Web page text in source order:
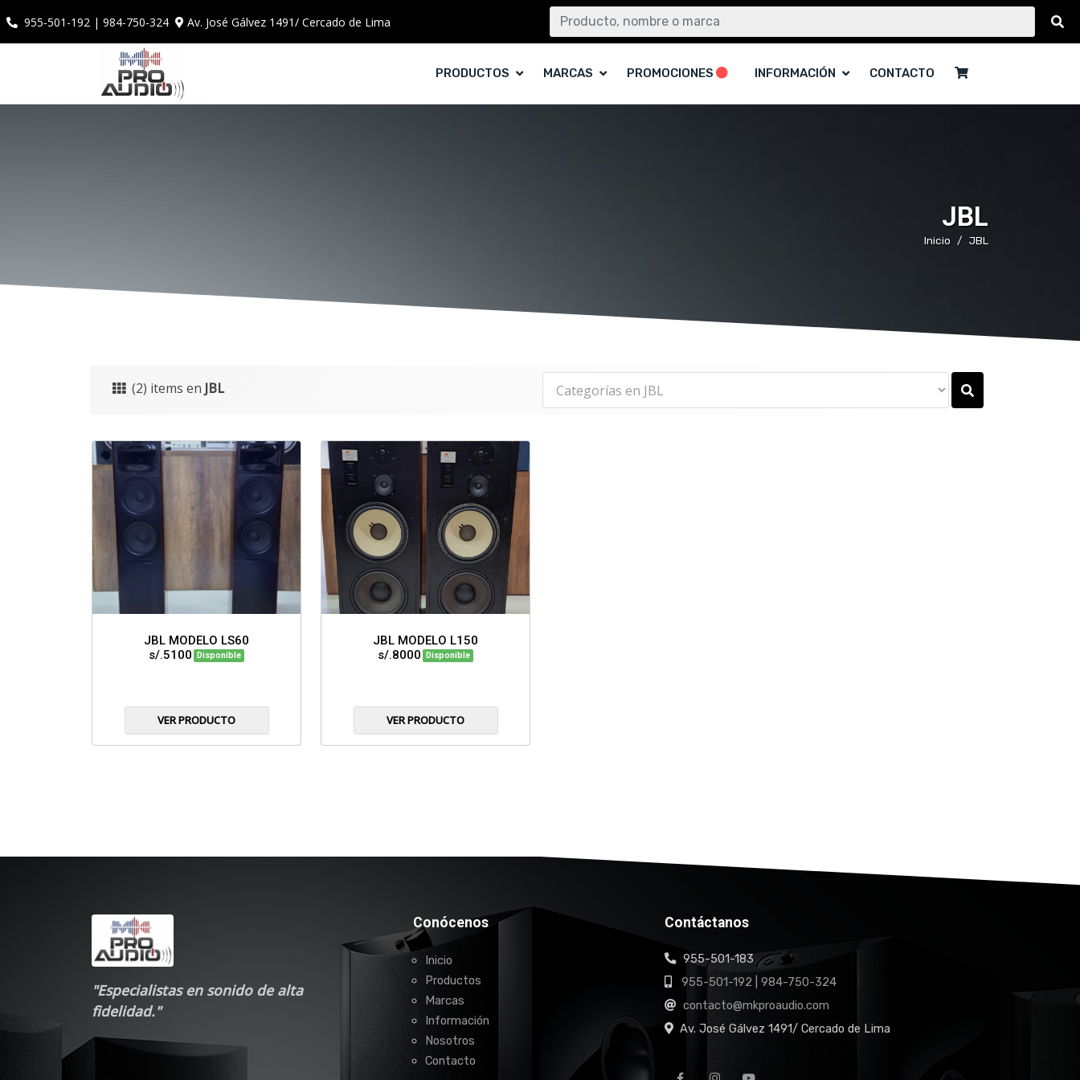
955-501-192 | 984-750-324 Av. José Gálvez 1491/ Cercado de Lima
PRODUCTOS MARCAS PROMOCIONES INFORMACIÓN CONTACTO
JBL
Inicio JBL
(2) items en JBL
JBL MODELO LS60
s/.5100
Disponible
VER PRODUCTO
JBL MODELO L150
s/.8000
Disponible
VER PRODUCTO
"Especialistas en sonido de alta
fidelidad."
Conócenos
Inicio
Productos
Marcas
Información
Nosotros
Contacto
Contáctanos
955-501-183
955-501-192 | 984-750-324
contacto@mkproaudio.com
Av. José Gálvez 1491/ Cercado de Lima